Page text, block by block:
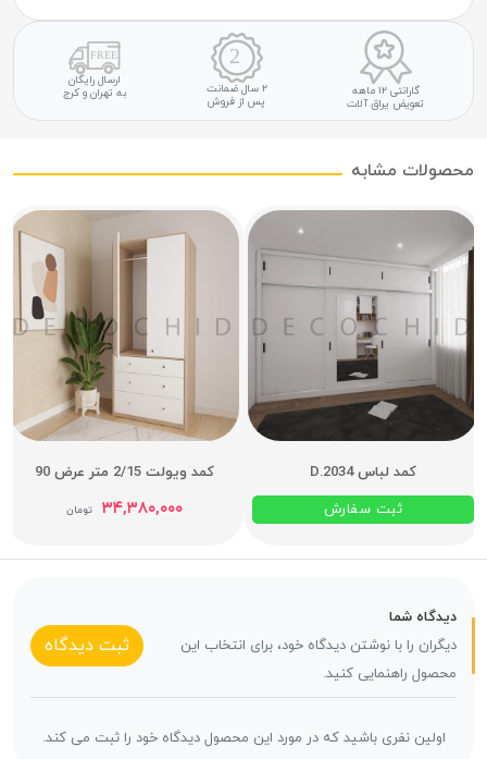
گارانتی ۱۲ ماهه
تعویض یراق آلات
۲ سال ضمانت
پس از فروش
ارسال رایگان
به تهران و کرج
محصولات مشابه
کمد لباس D.2034
ثبت سفارش
کمد ویولت 2/15 متر عرض 90
۳۴,۳۸۰,۰۰۰ تومان
دیدگاه شما
دیگران را با نوشتن دیدگاه خود، برای انتخاب این
محصول راهنمایی کنید.
ثبت دیدگاه
اولین نفری باشید که در مورد این محصول دیدگاه خود را ثبت می کند.